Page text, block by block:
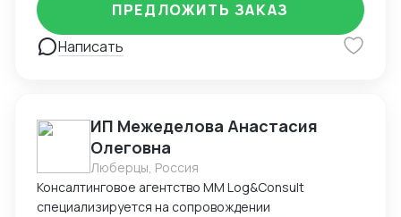
Написать
ПРЕДЛОЖИТЬ ЗАКАЗ
ИП Межеделова Анастасия
Олеговна
Люберцы, Россия
Консалтинговое агентство MM Log&Consult
специализируется на сопровождении